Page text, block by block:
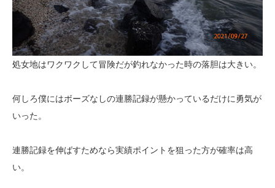
処女地はワクワクして冒険だが釣れなかった時の落胆は大きい。
何しろ僕にはボーズなしの連勝記録が懸かっているだけに勇気が
いった。
連勝記録を伸ばすためなら実績ポイントを狙った方が確率は高
い。